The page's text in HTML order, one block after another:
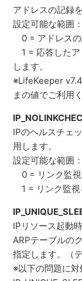
アドレスの記録
設定可能な範囲：
0 = アドレスの
1 = 応答したア
します。
※LifeKeeper
まの値でご利用
IPのヘルスチェ
用します。
設定可能な範囲：
0 = リンク監視
1 = リンク監視
IPリソース起動
ARPテーブルの
指定します。（
※以下の問題に対